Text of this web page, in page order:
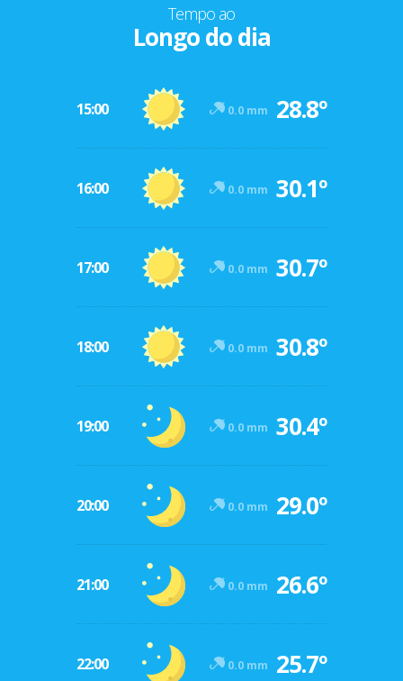
Tempo ao
Longo do dia
15:00 0.0 mm 28.8º
16:00 0.0 mm 30.1º
17:00 0.0 mm 30.7º
18:00 0.0 mm 30.8º
19:00 0.0 mm 30.4º
20:00 0.0 mm 29.0º
21:00 0.0 mm 26.6º
22:00 0.0 mm 25.7º